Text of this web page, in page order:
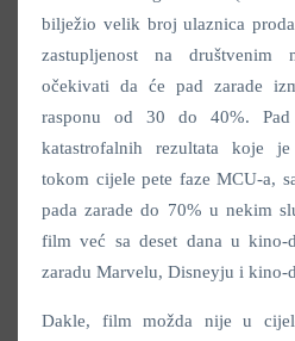
bilježio velik broj ulaznica
zastupljenost na društvenim
očekivati da će pad zarade
rasponu od 30 do 40%.
katastrofalnih rezultata koje
tokom cijele pete faze MCU-a,
pada zarade do 70% u nekim
film već sa deset dana u kino-
zaradu Marvelu, Disneyju i kino-
Dakle, film možda nije u